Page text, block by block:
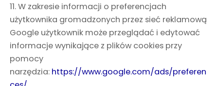
11. W zakresie informacji o preferencjach
użytkownika gromadzonych przez sieć reklamową
Google użytkownik może przeglądać i edytować
informacje wynikające z plików cookies przy
pomocy
narzędzia: https://www.google.com/ads/preferen